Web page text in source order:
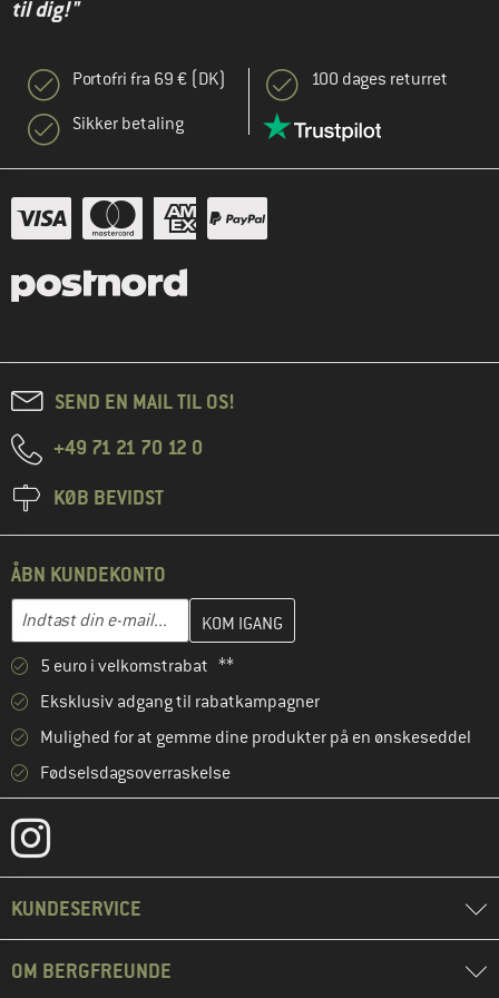
til dig!"
Portofri fra 69 € (DK)
Sikker betaling
100 dages returret
SEND EN MAIL TIL OS!
+49 71 21 70 12 0
KØB BEVIDST
ÅBN KUNDEKONTO
E-mail-adresse
Indtast din e-mailadresse her, og opret i næste trin din
5 euro i velkomstrabat **
Eksklusiv adgang til rabatkampagner
Mulighed for at gemme dine produkter på en ønskeseddel
Fødselsdagsoverraskelse
KUNDESERVICE
OM BERGFREUNDE